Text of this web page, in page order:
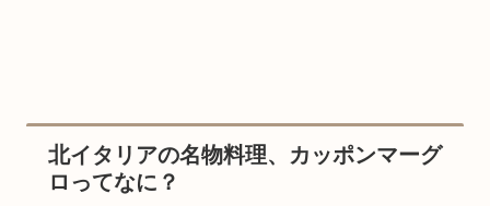
北イタリアの名物料理、カッポンマーグ
ロってなに？